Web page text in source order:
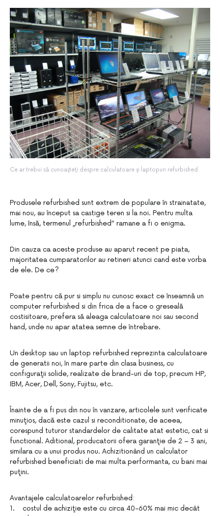
Ce ar trebui să cunoaşteţi despre calculatoare şi laptopuri refurbished
Produsele refurbished sunt extrem de populare în strainatate,
mai nou, au început sa castige teren si la noi. Pentru multa
lume, însă, termenul „refurbished” ramane a fi o enigma.
Din cauza ca aceste produse au aparut recent pe piata,
majoritatea cumparatorilor au retineri atunci cand este vorba
de ele. De ce?
Poate pentru că pur si simplu nu cunosc exact ce înseamnă un
computer refurbished si din frica de a face o greseală
costisitoare, prefera să aleaga calculatoare noi sau second
hand, unde nu apar atatea semne de întrebare.
Un desktop sau un laptop refurbished reprezinta calculatoare
de generatii noi, în mare parte din clasa business, cu
configuraţii solide, realizate de brand-uri de top, precum HP,
IBM, Acer, Dell, Sony, Fujitsu, etc.
Înainte de a fi pus din nou în vanzare, articolele sunt verificate
minuţios, dacă este cazul si reconditionate, de aceea,
corespund tuturor standardelor de calitate atat estetic, cat si
functional. Aditional, producatorii ofera garanţie de 2 – 3 ani,
similara cu a unui produs nou. Achizitionând un calculator
refurbished beneficiati de mai multa performanta, cu bani mai
puţini.
Avantajele calculatoarelor refurbished:
1. costul de achiziţie este cu circa 40-60% mai mic decât